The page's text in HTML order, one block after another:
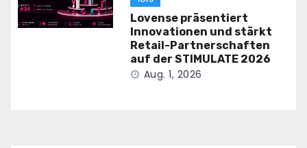
Lovense präsentiert
Innovationen und stärkt
Retail-Partnerschaften
auf der STIMULATE 2026
Aug. 1, 2026